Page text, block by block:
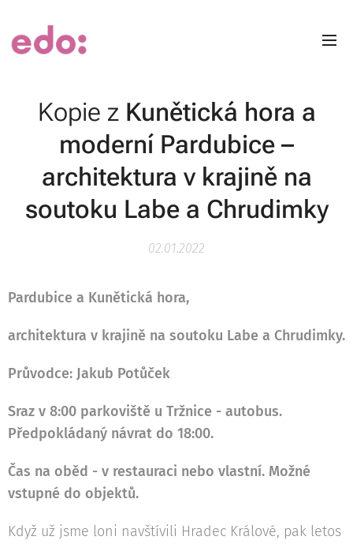
Kopie z Kunětická hora a
moderní Pardubice –
architektura v krajině na
soutoku Labe a Chrudimky
02.01.2022
Pardubice a Kunětická hora,
architektura v krajině na soutoku Labe a Chrudimky.
Průvodce: Jakub Potůček
Sraz v 8:00 parkoviště u Tržnice - autobus.
Předpokládaný návrat do 18:00.
Čas na oběd - v restauraci nebo vlastní. Možné
vstupné do objektů.
Když už jsme loni navštívili Hradec Králové, pak letos